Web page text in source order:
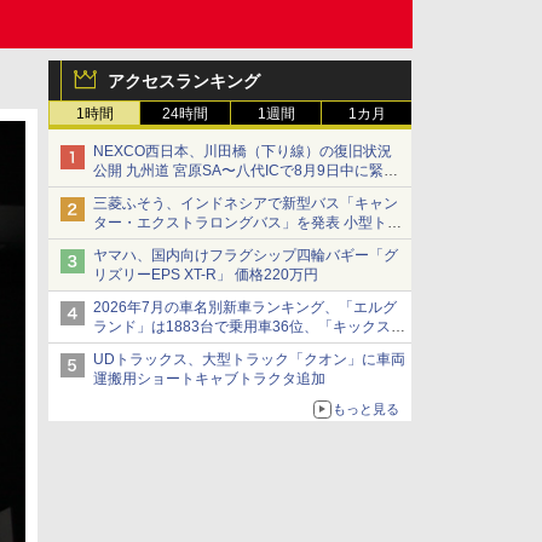
アクセスランキング
1時間 24時間 1週間 1カ月
NEXCO西日本、川田橋（下り線）の復旧状況
公開 九州道 宮原SA〜八代ICで8月9日中に緊急
車両を通行可能に
三菱ふそう、インドネシアで新型バス「キャン
ター・エクストラロングバス」を発表 小型トラ
ックベースの観光・旅客輸送向けバス
ヤマハ、国内向けフラグシップ四輪バギー「グ
リズリーEPS XT-R」 価格220万円
2026年7月の車名別新車ランキング、「エルグ
ランド」は1883台で乗用車36位、「キックス」
は2591台で27位に
UDトラックス、大型トラック「クオン」に車両
運搬用ショートキャブトラクタ追加
もっと見る